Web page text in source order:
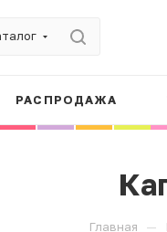
РАСПРОДАЖА
Главная —